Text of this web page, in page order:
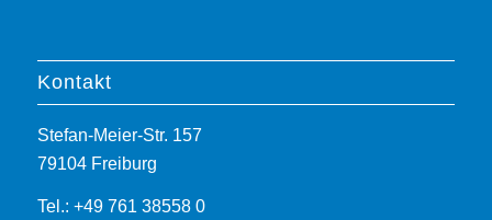
Kontakt
Stefan-Meier-Str. 157
79104 Freiburg
Tel.: +49 761 38558 0